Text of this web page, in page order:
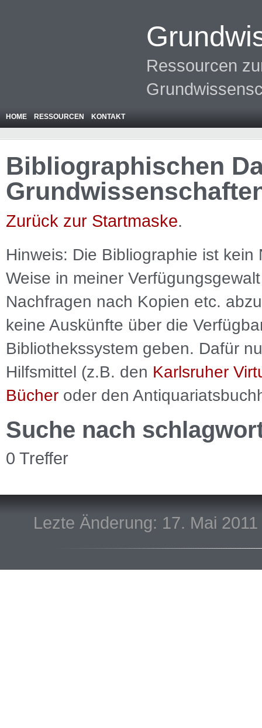
Ressourcen
HOME RESSOURCEN KONTAKT
Bibliographischen
Zurück zur Startmaske.
Hinweis: Die Bibliographie ist kein
Weise in meiner
Nachfragen nach Kopien etc.
keine Auskünfte über die
Bibliothekssystem geben. Dafür
Hilfsmittel (z.B. den Karlsruher
Bücher oder den
Suche nach
0 Treffer
Lezte Änderung: 17. Mai